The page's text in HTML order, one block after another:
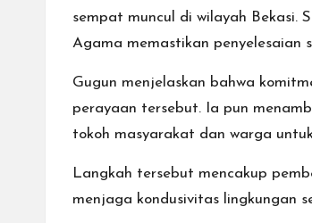
sempat muncul di wilayah Bekasi.
Agama memastikan penyelesaian
Gugun menjelaskan bahwa
perayaan tersebut. Ia pun
tokoh masyarakat dan warga
Langkah tersebut mencakup
menjaga kondusivitas lingkungan